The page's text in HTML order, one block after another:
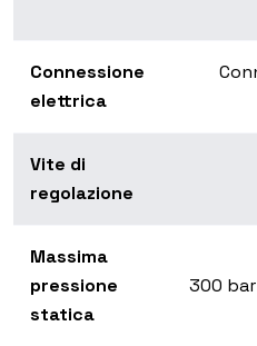
Connessione
elettrica
Vite di
regolazione
Massima
pressione
statica
300